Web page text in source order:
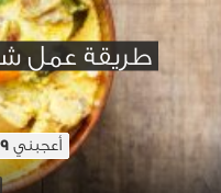
طريقة عمل
أعجبني